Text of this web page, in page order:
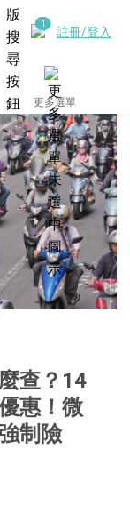
註冊/登入
更多選單
查？14
惠！微
制險